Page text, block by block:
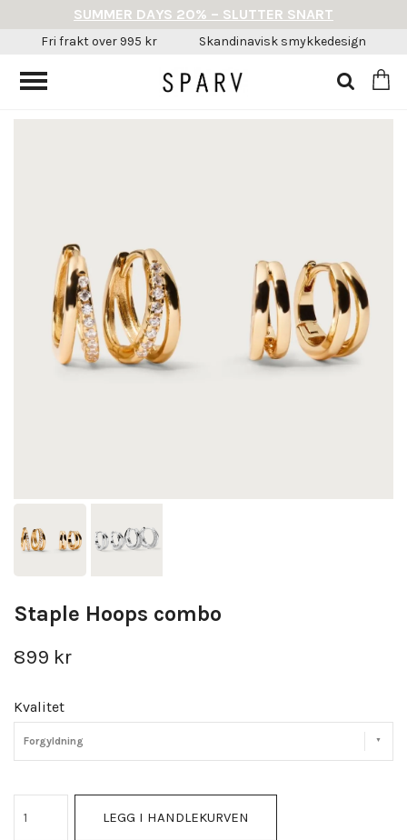
Staple Hoops combo
899 kr
Kvalitet
Forgyldning
LEGG I HANDLEKURVEN
SUMMER DAYS 20% – SLUTTER SNART
Fri frakt over 995 kr Skandinavisk smykkedesign